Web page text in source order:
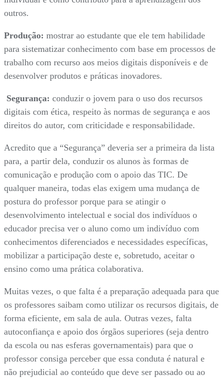
outros.
Produção: mostrar ao estudante que ele tem habilidade
para sistematizar conhecimento com base em processos de
trabalho com recurso aos meios digitais disponíveis e de
desenvolver produtos e práticas inovadores.
Segurança: conduzir o jovem para o uso dos recursos
digitais com ética, respeito às normas de segurança e aos
direitos do autor, com criticidade e responsabilidade.
Acredito que a “Segurança” deveria ser a primeira da lista
para, a partir dela, conduzir os alunos às formas de
comunicação e produção com o apoio das TIC. De
qualquer maneira, todas elas exigem uma mudança de
postura do professor porque para se atingir o
desenvolvimento intelectual e social dos indivíduos o
educador precisa ver o aluno como um indivíduo com
conhecimentos diferenciados e necessidades específicas,
mobilizar a participação deste e, sobretudo, aceitar o
ensino como uma prática colaborativa.
Muitas vezes, o que falta é a preparação adequada para que
os professores saibam como utilizar os recursos digitais, de
forma eficiente, em sala de aula. Outras vezes, falta
autoconfiança e apoio dos órgãos superiores (seja dentro
da escola ou nas esferas governamentais) para que o
professor consiga perceber que essa conduta é natural e
não prejudicial ao conteúdo que deve ser passado ou ao